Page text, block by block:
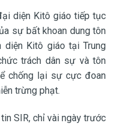
diện Kitô giáo tiếp tục
sự bất khoan dung tôn
Kitô giáo tại Trung
trách dân sự và tôn
chống lại sự cực đoan
trừng phạt.
SIR, chỉ vài ngày trước